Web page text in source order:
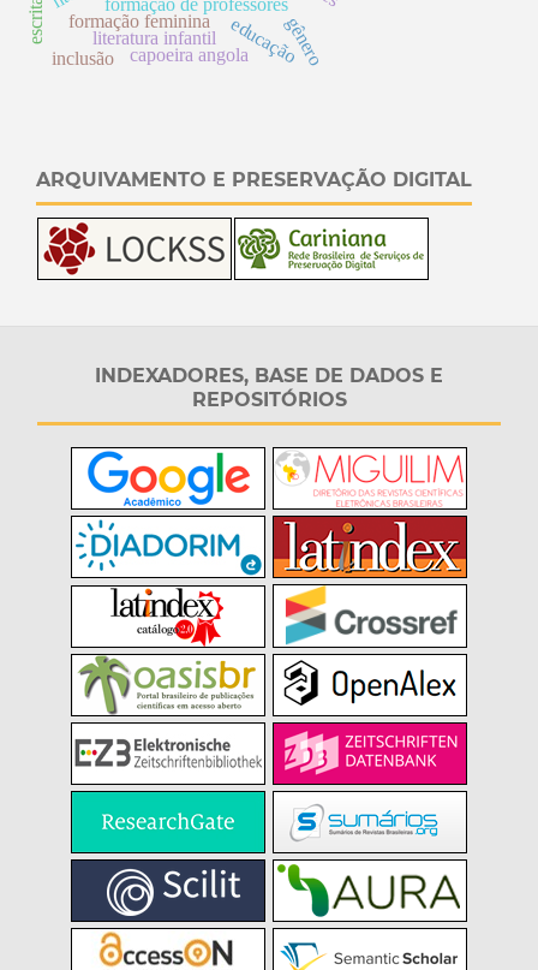
formação feminina educação
literatura infantil
capoeira angola
gênero
inclusão
ARQUIVAMENTO E PRESERVAÇÃO DIGITAL
INDEXADORES, BASE DE DADOS E
REPOSITÓRIOS